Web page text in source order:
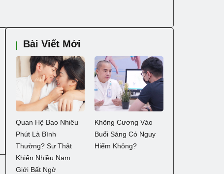
Bài Viết Mới
Quan Hệ Bao Nhiêu
Phút Là Bình
Thường? Sự Thật
Khiến Nhiều Nam
Giới Bất Ngờ
Không Cương Vào
Buổi Sáng Có Nguy
Hiểm Không?